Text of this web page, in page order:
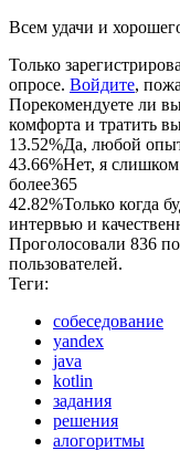
Всем удачи и
Только
опросе. Войдите,
Порекомендуете ли
комфорта и тратить
13.52%Да, любой
43.66%Нет, я слишком
более365
42.82%Только когда
интервью и
Проголосовали 836
пользователей.
Теги:
собеседование
yandex
java
kotlin
задания
решения
алогоритмы